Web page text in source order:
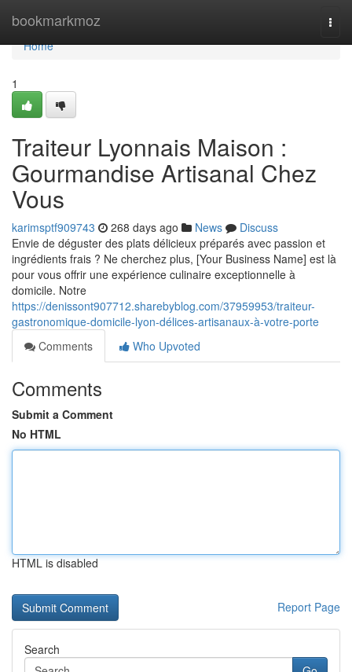
bookmarkmoz
Home
Home
1
Traiteur Lyonnais Maison :
Gourmandise Artisanal Chez
Vous
karimsptf909743 268 days ago News
Discuss
Envie de déguster des plats délicieux préparés avec passion et
ingrédients frais ? Ne cherchez plus, [Your Business Name] est là
pour vous offrir une expérience culinaire exceptionnelle à
domicile. Notre
https://denissont907712.sharebyblog.com/37959953/traiteur-
gastronomique-domicile-lyon-délices-artisanaux-à-votre-porte
Comments
Who Upvoted
Comments
Submit a Comment
No HTML
HTML is disabled
Report Page
Search